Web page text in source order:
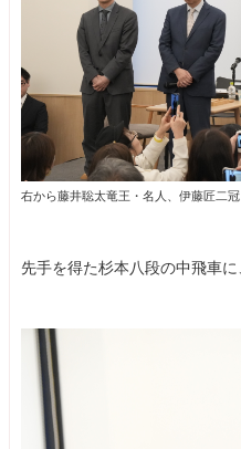
右から藤井聡太竜王・名人、伊藤匠二
先手を得た杉本八段の中飛車に